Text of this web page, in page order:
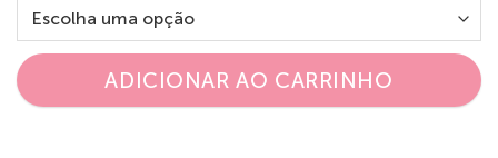
ADICIONAR AO CARRINHO